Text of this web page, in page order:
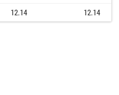
12.14 12.14